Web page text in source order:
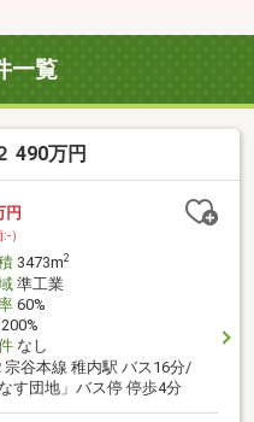
一覧
490万円
円
）
3473m2
準工業
60%
なし
宗谷本線 稚内駅 バス16分/
なす団地」バス停 停歩4分